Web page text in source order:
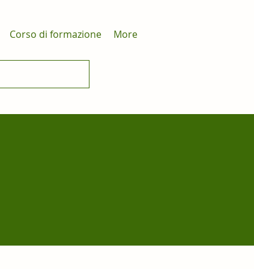
Corso di formazione More